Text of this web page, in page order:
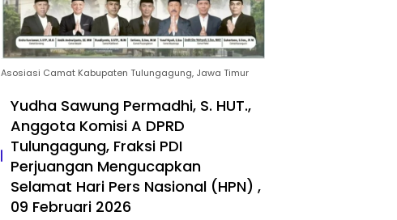
Asosiasi Camat Kabupaten Tulungagung, Jawa Timur
Yudha Sawung Permadhi, S. HUT.,
Anggota Komisi A DPRD
Tulungagung, Fraksi PDI
Perjuangan Mengucapkan
Selamat Hari Pers Nasional (HPN) ,
09 Februari 2026